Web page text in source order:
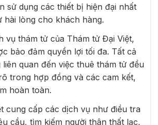
sử dụng các thiết bị hiện đại nhất
hài lòng cho khách hàng.
vụ thám tử của Thám tử Đại Việt,
bảo đảm quyền lợi tối đa. Tất cả
quan đến việc thuê thám tử đều
trong hợp đồng và các cam kết,
hoàn toàn.
cung cấp các dịch vụ như điều tra
cầu, tìm kiếm người thân thất lạc,